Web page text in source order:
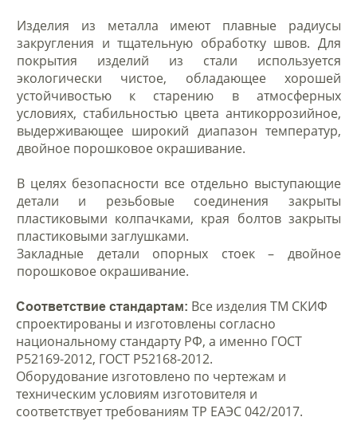
Изделия из металла имеют плавные радиусы
закругления и тщательную обработку швов. Для
покрытия изделий из стали используется
экологически чистое, обладающее хорошей
устойчивостью к старению в атмосферных
условиях, стабильностью цвета антикоррозийное,
выдерживающее широкий диапазон температур,
двойное порошковое окрашивание.
В целях безопасности все отдельно выступающие
детали и резьбовые соединения закрыты
пластиковыми колпачками, края болтов закрыты
пластиковыми заглушками.
Закладные детали опорных стоек – двойное
порошковое окрашивание.
Соответствие стандартам: Все изделия ТМ СКИФ
спроектированы и изготовлены согласно
национальному стандарту РФ, а именно ГОСТ
Р52169-2012, ГОСТ Р52168-2012.
Оборудование изготовлено по чертежам и
техническим условиям изготовителя и
соответствует требованиям ТР ЕАЭС 042/2017.